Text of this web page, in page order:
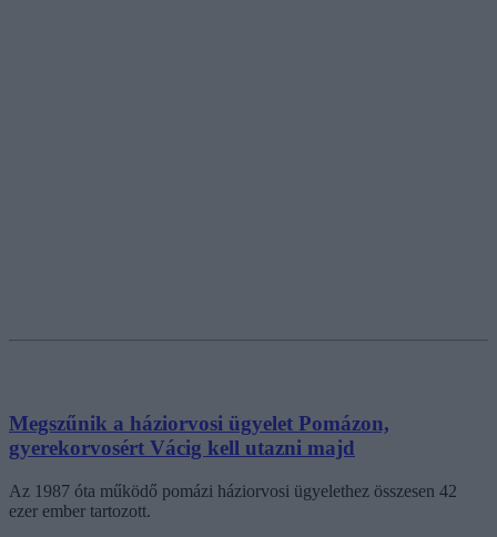
Megszűnik a háziorvosi ügyelet Pomázon,
gyerekorvosért Vácig kell utazni majd
Az 1987 óta működő pomázi háziorvosi ügyelethez összesen 42
ezer ember tartozott.